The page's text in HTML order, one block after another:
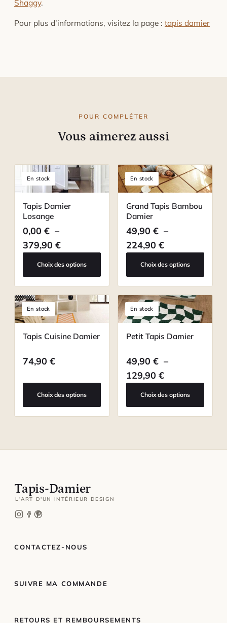
Shaggy.
Pour plus d’informations, visitez la page : tapis damier
POUR COMPLÉTER
Vous aimerez aussi
En stock
Tapis Damier
Losange
0,00 € –
379,90 €Plage de prix : 0,00 € à 379,90 €
Choix des options
En stock
Grand Tapis Bambou
Damier
49,90 € –
224,90 €Plage de prix
Choix des options
En stock
Tapis Cuisine Damier
74,90 €
Choix des options
En stock
Petit Tapis Damier
49,90 € –
129,90 €Plage de prix
Choix des options
Tapis-Damier
L'ART D'UN INTÉRIEUR DESIGN
CONTACTEZ-NOUS
SUIVRE MA COMMANDE
RETOURS ET REMBOURSEMENTS